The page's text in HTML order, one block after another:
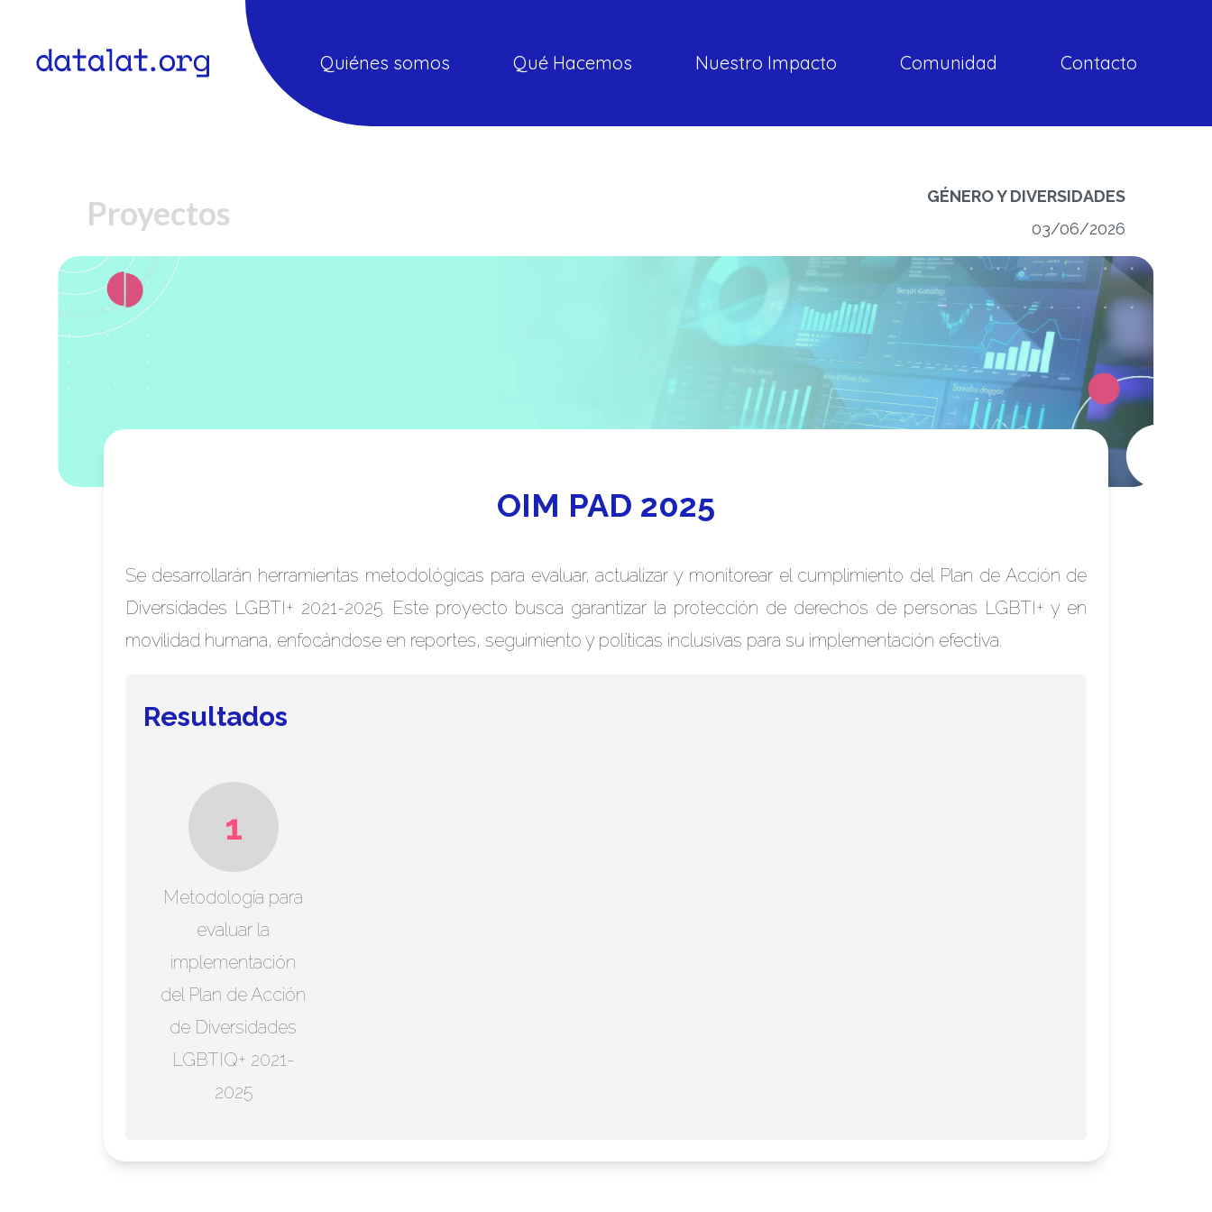
Quiénes somos Qué Hacemos Nuestro Impacto Comunidad Contacto
Proyectos
GÉNERO Y DIVERSIDADES
03/06/2026
OIM PAD 2025
Se desarrollarán herramientas metodológicas para evaluar, actualizar y monitorear el cumplimiento del Plan de Acción de
Diversidades LGBTI+ 2021-2025. Este proyecto busca garantizar la protección de derechos de personas LGBTI+ y en
movilidad humana, enfocándose en reportes, seguimiento y políticas inclusivas para su implementación efectiva.
Resultados
1
Metodología para
evaluar la
implementación
del Plan de Acción
de Diversidades
LGBTIQ+ 2021-
2025